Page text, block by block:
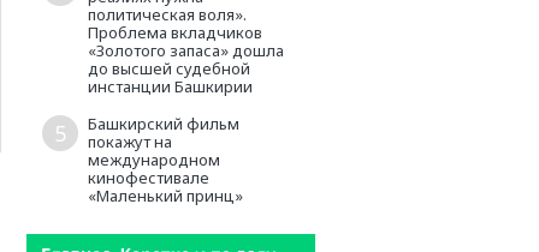
политическая воля».
Проблема вкладчиков
«Золотого запаса» дошла
до высшей судебной
инстанции Башкирии
5
Башкирский фильм
покажут на
международном
кинофестивале
«Маленький принц»